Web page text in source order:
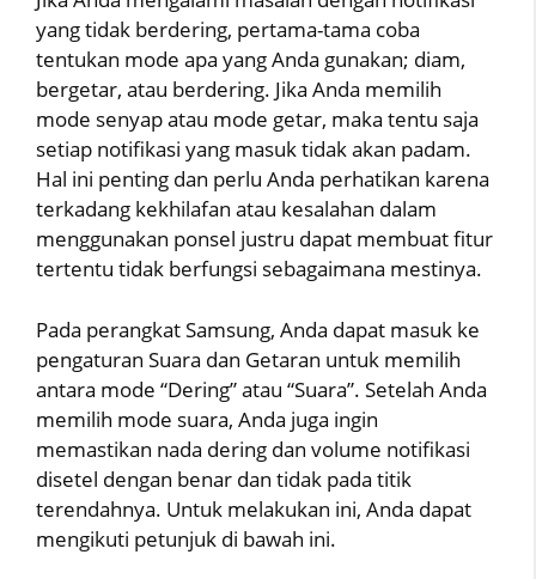
yang tidak berdering, pertama-tama coba
tentukan mode apa yang Anda gunakan; diam,
bergetar, atau berdering. Jika Anda memilih
mode senyap atau mode getar, maka tentu saja
setiap notifikasi yang masuk tidak akan padam.
Hal ini penting dan perlu Anda perhatikan karena
terkadang kekhilafan atau kesalahan dalam
menggunakan ponsel justru dapat membuat fitur
tertentu tidak berfungsi sebagaimana mestinya.
Pada perangkat Samsung, Anda dapat masuk ke
pengaturan Suara dan Getaran untuk memilih
antara mode “Dering” atau “Suara”. Setelah Anda
memilih mode suara, Anda juga ingin
memastikan nada dering dan volume notifikasi
disetel dengan benar dan tidak pada titik
terendahnya. Untuk melakukan ini, Anda dapat
mengikuti petunjuk di bawah ini.